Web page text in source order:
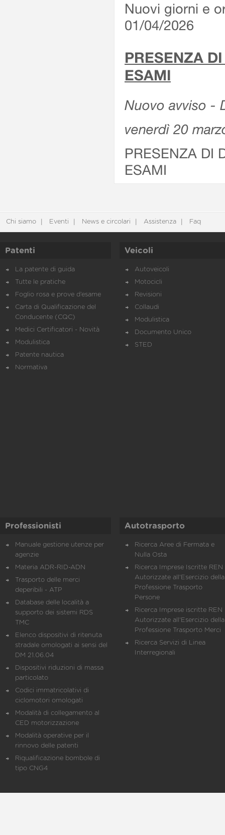
Nuovi giorni e
01/04/2026
PRESENZA
ESAMI
Nuovo avviso -
venerdì 20
PRESENZA DI
ESAMI
Chi siamo Eventi News e circolari Assistenza Faq
Patenti
La patente di guida
Tutte le pratiche
Foglio rosa e prove d’esame
Carta di Qualificazione del
Conducente (CQC)
Medici Certificatori - Novità
Modulistica
Patente nautica
Normativa
Veicoli
Autoveicoli
Motocicli
Revisioni
Collaudi
Modulistica
Documento Unico
STED
Professionisti
Manuale gestione utenze per
agenzie
Materia ADR-RID-ADN
Trasporto delle merci
deperibili - ATP
Database delle località a
supporto dei sistemi RDS
TMC
Elenco dispositivi di ritenuta
stradale omologati ai sensi del
DM 21.06.04
Dispositivi riduzioni di massa
particolato
Codici immatricolativi di
ciclomotori omologati
Modalità di collegamento al
CED motorizzazione
Modalità operative per il
rinnovo delle patenti
Riqualificazione bombole di
tipo CNG4
Autotrasporto
Ricerca Aree di Fermata e
Nulla Osta
Ricerca Imprese Iscritte REN
Autorizzate all'Esercizio della
Professione Trasporto
Persone
Ricerca Imprese iscritte REN
Autorizzate all'Esercizio della
Professione Trasporto Merci
Ricerca Servizi di Linea
Interregionali